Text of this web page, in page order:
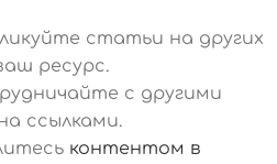
статьи на других
ресурс.
с другими
ссылками.
контентом в